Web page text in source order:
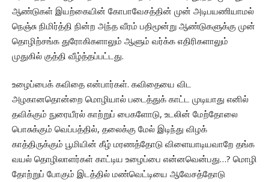
ஆண்டுகள் இயற்கையின் கோபாவேசத்தின் முன் அடிபயணியாமல்
நெஞ்சு நிமிர்த்தி நின்ற அந்த வீரம் பதிமூன்று ஆண்டுகளுக்கு முன்
தொழிற்சங்க துரோகிகளாலும் ஆளும் வர்க்க எதிரிகளாலும்
முதுகில் குத்தி வீழ்த்தப்பட்டது.
உழைப்பைக் கவிதை என்பார்கள். கவிதையை விட
அழகானதொன்றை மொழியால் படைத்துக் காட்ட முடியாது எனில்
தவிக்கும் நுரையீரல் காற்றுப் பைகளோடு, உடலின் மேற்தோலை
பொசுக்கும் வெப்பத்தில், தலைக்கு மேல் இடிந்து விழக்
காத்திருக்கும் பூமியின் கீழ் மரணத்தோடு விளையாடியவாறே தங்க
வயல் தொழிலாளர்கள் காட்டிய உழைப்பை என்னவென்பது…? மொழி
தோற்றுப் போகும் இடத்தில் மண்வெட்டியை ஆவேசத்தோடு